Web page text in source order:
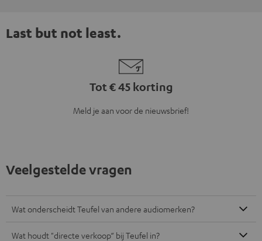
Last but not least.
Tot € 45 korting
Meld je aan voor de nieuwsbrief!
Veelgestelde vragen
Wat onderscheidt Teufel van andere audiomerken?
Wat houdt "directe verkoop“ bij Teufel in?